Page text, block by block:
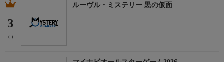
3
(-)
ルーヴル・ミステリー 黒の仮面